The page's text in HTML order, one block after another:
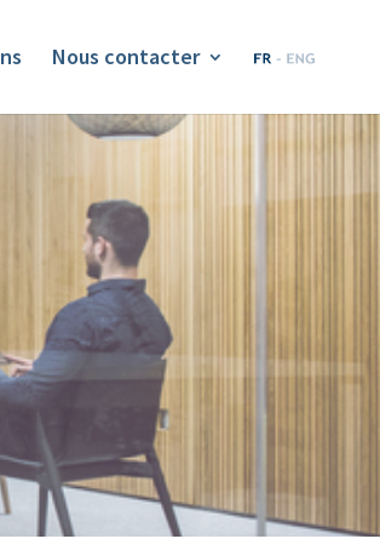
Nous contacter